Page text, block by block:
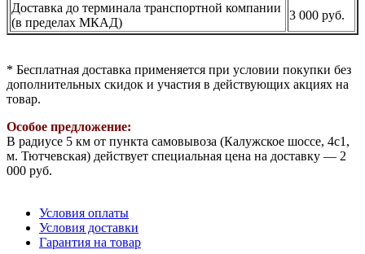
Доставка до терминала транспортной компании
(в пределах МКАД)
3 000 руб.
* Бесплатная доставка применяется при условии покупки без
дополнительных скидок и участия в действующих акциях на
товар.
Особое предложение:
В радиусе 5 км от пункта самовывоза (Калужское шоссе, 4с1,
м. Тютчевская) действует специальная цена на доставку — 2
000 руб.
Условия оплаты
Условия доставки
Гарантия на товар